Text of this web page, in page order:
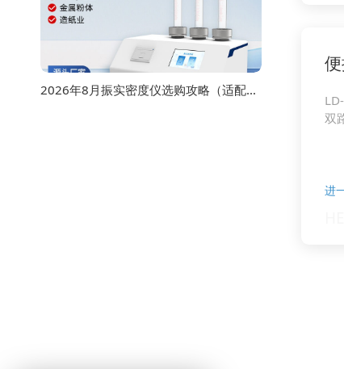
2026年8月振实密度仪选购攻略（适配多行业检测场景）
双
进